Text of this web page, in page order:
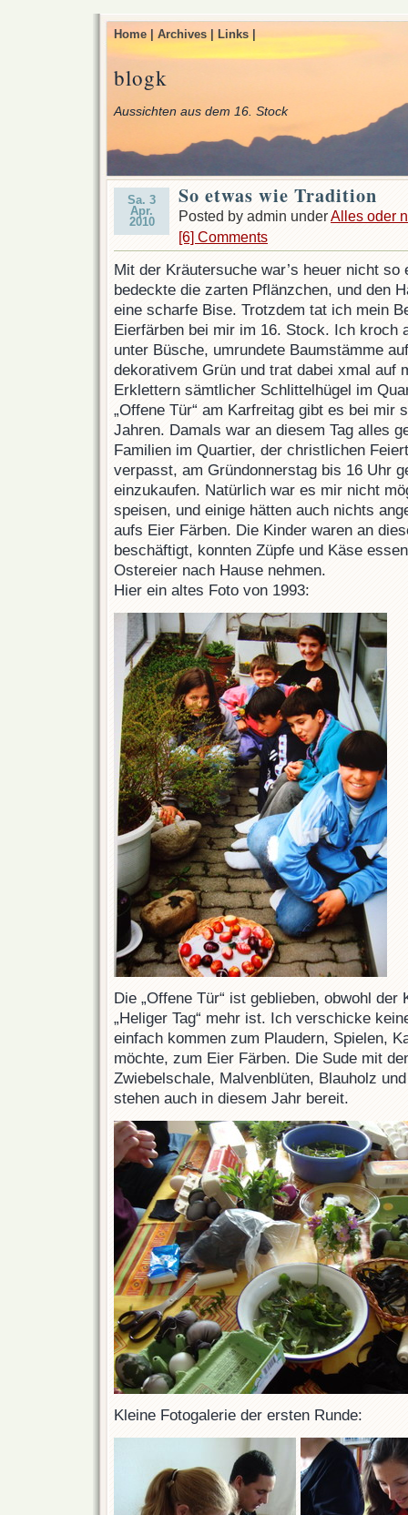
Home | Archives | Links |
blogk
Aussichten aus dem 16. Stock
Sa. 3
Apr.
2010
So etwas wie Tradition
Posted by admin underAlles oder
[6] Comments
Mit der Kräutersuche war’s heuer nicht so
bedeckte die zarten Pflänzchen, und den
eine scharfe Bise. Trotzdem tat ich mein
Eierfärben bei mir im 16. Stock. Ich kroch
unter Büsche, umrundete Baumstämme
dekorativem Grün und trat dabei xmal auf
Erklettern sämtlicher Schlittelhügel im
„Offene Tür“ am Karfreitag gibt es bei mir
Jahren. Damals war an diesem Tag alles
Familien im Quartier, der christlichen
verpasst, am Gründonnerstag bis 16 Uhr
einzukaufen. Natürlich war es mir nicht
speisen, und einige hätten auch nichts
aufs Eier Färben. Die Kinder waren an
beschäftigt, konnten Züpfe und Käse
Ostereier nach Hause nehmen.
Hier ein altes Foto von 1993:
Die „Offene Tür“ ist geblieben, obwohl der
„Heliger Tag“ mehr ist. Ich verschicke
einfach kommen zum Plaudern, Spielen,
möchte, zum Eier Färben. Die Sude mit
Zwiebelschale, Malvenblüten, Blauholz
stehen auch in diesem Jahr bereit.
Kleine Fotogalerie der ersten Runde: